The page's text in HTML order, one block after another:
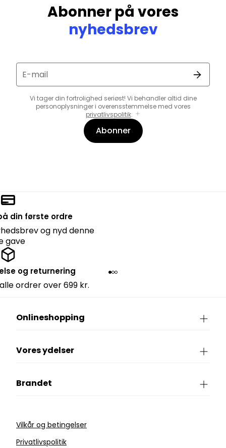
Abonner på vores
nyhedsbrev
E-mail
Vi tager din fortrolighed seriøst! Vi behandler altid dine
personoplysninger i overensstemmelse med vores
privatlivspolitik.
Abonner
din første ordre
og nyd denne
gave
og returnering
ordrer over 699 kr.
Onlineshopping
Vores ydelser
Brandet
Vilkår og betingelser
Privatlivspolitik